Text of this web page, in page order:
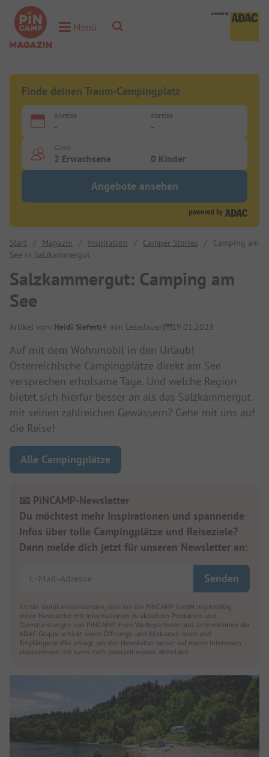
Toggle Menu
Menü Toggle Search
Finde deinen Traum-Campingplatz
Anreise
-
Abreise
-
Gäste
2 Erwachsene 0 Kinder
Angebote ansehen
Start / Magazin / Inspiration / Camper Stories /
Camping am
See in Salzkammergut
Salzkammergut: Camping am
See
Artikel von: Heidi Siefert(4 min Lesedauer) 19.01.2023
Auf mit dem Wohnmobil in den Urlaub!
Österreichische Campingplätze direkt am See
versprechen erholsame Tage. Und welche Region
bietet sich hierfür besser an als das Salzkammergut
mit seinen zahlreichen Gewässern? Gehe mit uns auf
die Reise!
Alle Campingplätze
📧 PiNCAMP-Newsletter
Du möchtest mehr Inspirationen und spannende
Infos über tolle Campingplätze und Reiseziele?
Dann melde dich jetzt für unseren Newsletter an:
Ich bin damit einverstanden, dass mir die PiNCAMP GmbH regelmäßig
einen Newsletter mit Informationen zu aktuellen Produkten und
Dienstleistungen von PiNCAMP, ihren Werbepartnern und Unternehmen der
ADAC-Gruppe schickt sowie Öffnungs- und Klickraten misst und
Empfängerprofile anlegt, um den Newsletter besser auf meine Interessen
abzustimmen. Ich kann mich jederzeit wieder abmelden.